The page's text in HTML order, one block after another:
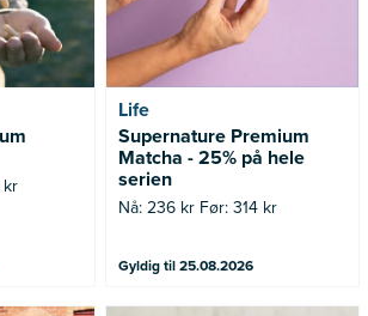
Life
Supernature Premium
Matcha - 25% på hele
serien
Nå: 236 kr Før: 314 kr
Gyldig til 25.08.2026